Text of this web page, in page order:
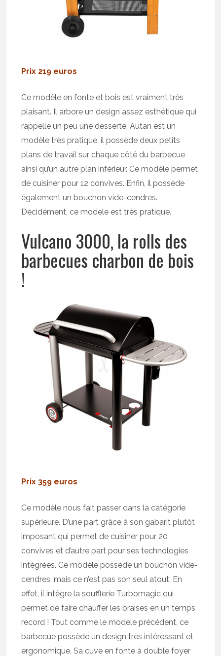
Prix 219 euros
Ce modèle en fonte et bois est vraiment très
plaisant. Il arbore un design assez esthétique qui
rappelle un peu une desserte. Autan est un
modèle très pratique, il possède deux petits
plans de travail sur chaque côté du barbecue
ainsi qu’un autre plan inférieur. Ce modèle permet
de cuisiner pour 12 convives. Enfin, il possède
également un bouchon vide-cendres.
Décidément, ce modèle est très pratique.
Vulcano 3000, la rolls des
barbecues charbon de bois
!
Prix 359 euros
Ce modèle nous fait passer dans la catégorie
supérieure. D’une part grâce à son gabarit plutôt
imposant qui permet de cuisiner pour 20
convives et d’autre part pour ses technologies
intégrées. Ce modèle possède un bouchon vide-
cendres, mais ce n’est pas son seul atout. En
effet, il intègre la soufflerie Turbomagic qui
permet de faire chauffer les braises en un temps
record ! Tout comme le modèle précédent, ce
barbecue possède un design très intéressant et
ergonomique. Sa cuve en fonte à double foyer